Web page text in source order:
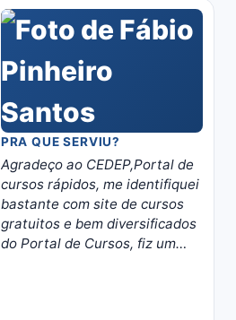
PRA QUE SERVIU?
Agradeço ao CEDEP,Portal de
cursos rápidos, me identifiquei
bastante com site de cursos
gratuitos e bem diversificados
do Portal de Cursos, fiz um